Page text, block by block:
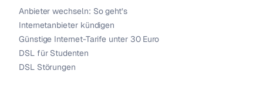
Anbieter wechseln: So geht’s
Internetanbieter kündigen
Günstige Internet-Tarife unter 30 Euro
DSL für Studenten
DSL Störungen